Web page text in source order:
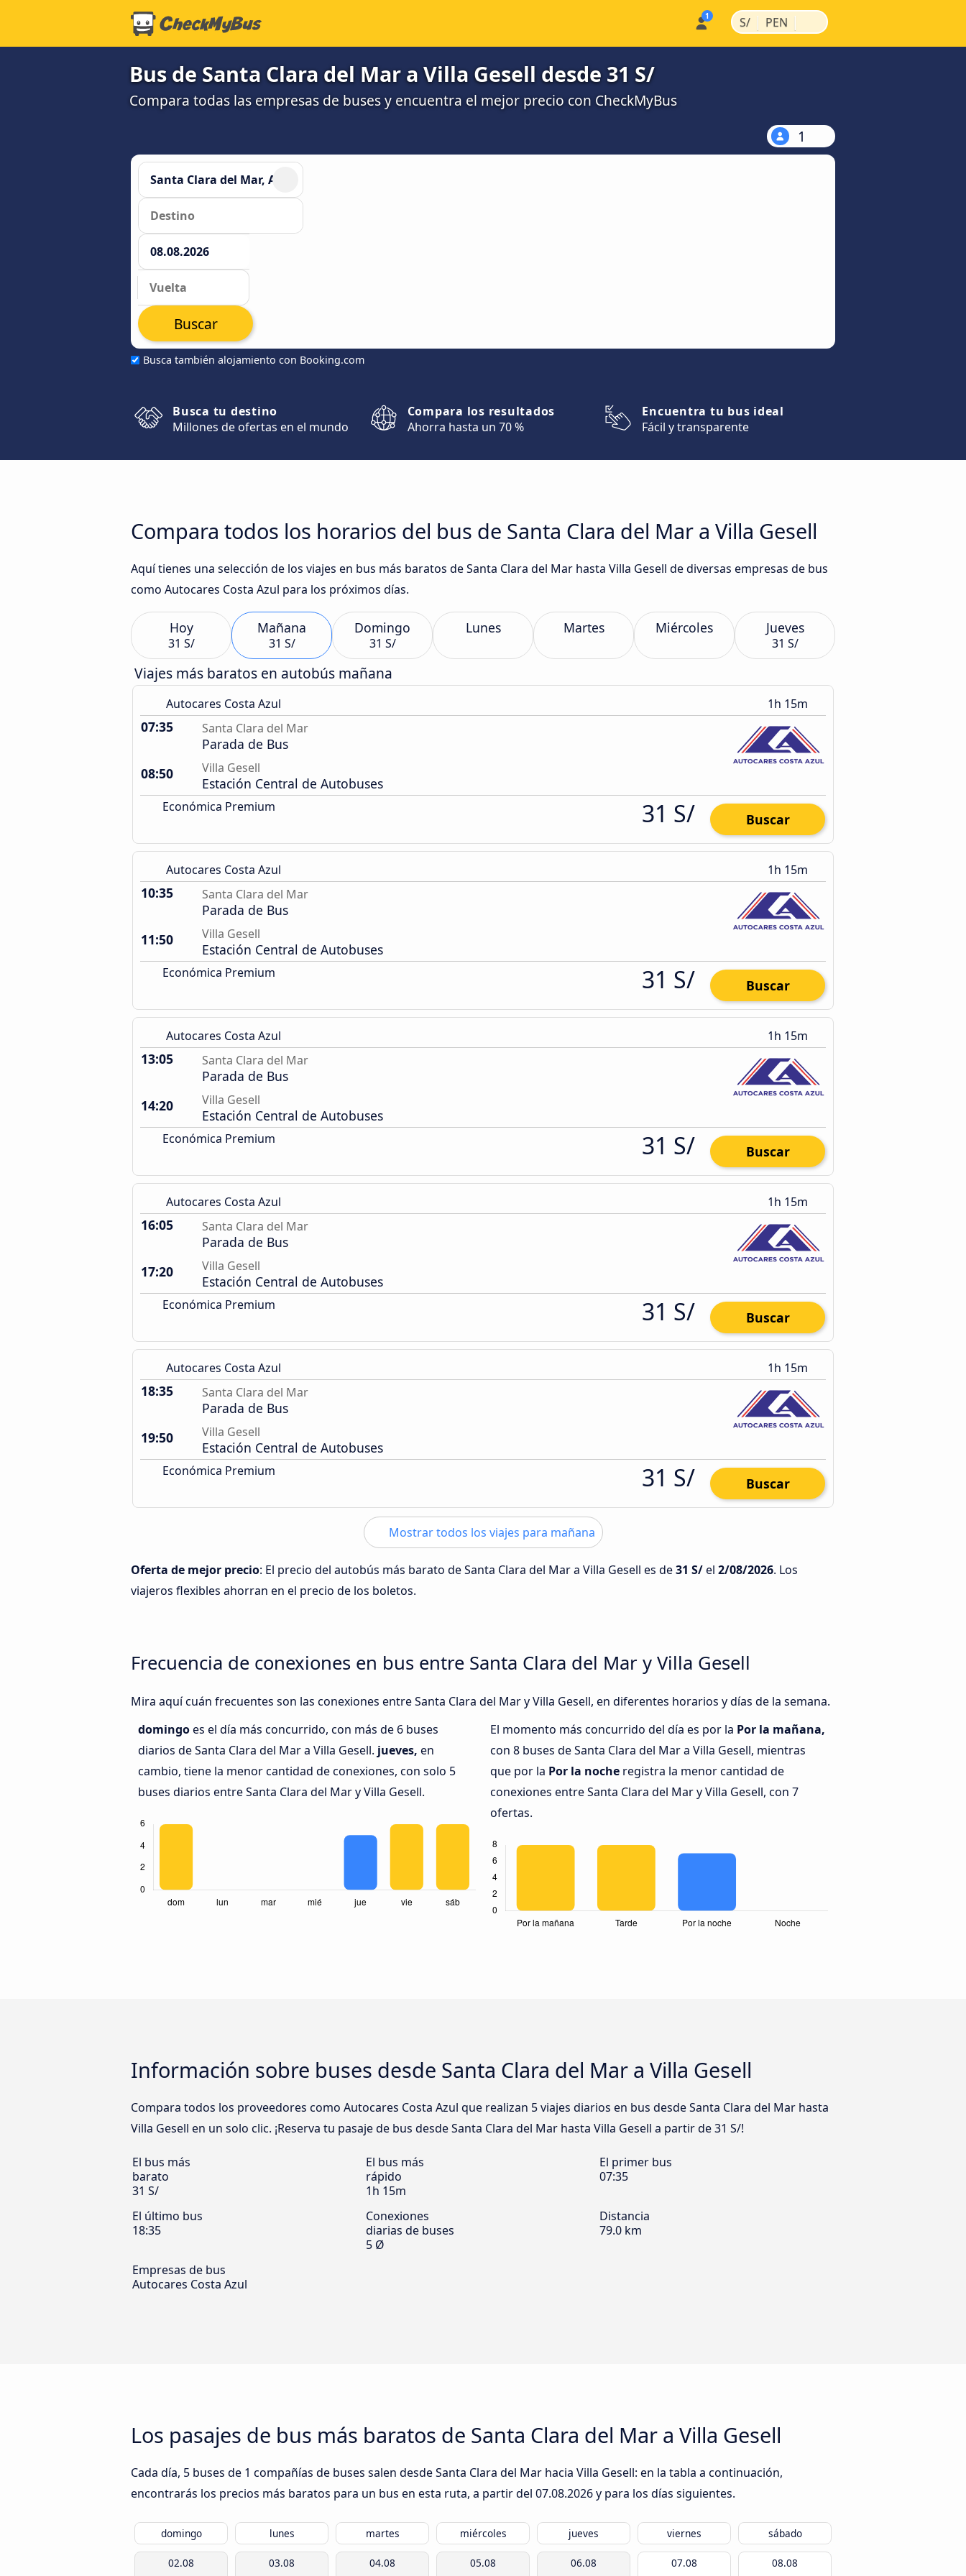
S/ | PEN |
Bus de Santa Clara del Mar a Villa Gesell desde 31 S/
Compara todas las empresas de buses y encuentra el mejor precio con CheckMyBus
1
Busca también alojamiento con Booking.com
Buscar
Busca tu destino
Millones de ofertas en el mundo
Compara los resultados
Ahorra hasta un 70 %
Encuentra tu bus ideal
Fácil y transparente
Compara todos los horarios del bus de Santa Clara del Mar a Villa Gesell
Aquí tienes una selección de los viajes en bus más baratos de Santa Clara del Mar hasta Villa Gesell de diversas empresas de bus
como Autocares Costa Azul para los próximos días.
Hoy
31 S/
Mañana
31 S/
Domingo
31 S/
Lunes Martes Miércoles Jueves
31 S/
Viajes más baratos en autobús mañana
Autocares Costa Azul 1h 15m
07:35 Santa Clara del Mar
Parada de Bus
08:50
Villa Gesell
Estación Central de Autobuses
Económica Premium 31 S/ Buscar
Autocares Costa Azul 1h 15m
10:35 Santa Clara del Mar
Parada de Bus
11:50
Villa Gesell
Estación Central de Autobuses
Económica Premium 31 S/ Buscar
Autocares Costa Azul 1h 15m
13:05 Santa Clara del Mar
Parada de Bus
14:20
Villa Gesell
Estación Central de Autobuses
Económica Premium 31 S/ Buscar
Autocares Costa Azul 1h 15m
16:05 Santa Clara del Mar
Parada de Bus
17:20
Villa Gesell
Estación Central de Autobuses
Económica Premium 31 S/ Buscar
Autocares Costa Azul 1h 15m
18:35 Santa Clara del Mar
Parada de Bus
19:50
Villa Gesell
Estación Central de Autobuses
Económica Premium 31 S/ Buscar
Mostrar todos los viajes para mañana
Oferta de mejor precio: El precio del autobús más barato de Santa Clara del Mar a Villa Gesell es de31 S/el 2/08/2026. Los
viajeros flexibles ahorran en el precio de los boletos.
Frecuencia de conexiones en bus entre Santa Clara del Mar y Villa Gesell
Mira aquí cuán frecuentes son las conexiones entre Santa Clara del Mar y Villa Gesell, en diferentes horarios y días de la semana.
domingoes el día más concurrido, con más de 6 buses
diarios de Santa Clara del Mar a Villa Gesell. jueves, en
cambio, tiene la menor cantidad de conexiones, con solo 5
buses diarios entre Santa Clara del Mar y Villa Gesell.
El momento más concurrido del día es por la Por la mañana,
con 8 buses de Santa Clara del Mar a Villa Gesell, mientras
que por la Por la noche registra la menor cantidad de
conexiones entre Santa Clara del Mar y Villa Gesell, con 7
ofertas.
Información sobre buses desde Santa Clara del Mar a Villa Gesell
Compara todos los proveedores como Autocares Costa Azul que realizan 5 viajes diarios en bus desde Santa Clara del Mar hasta
Villa Gesell en un solo clic. ¡Reserva tu pasaje de bus desde Santa Clara del Mar hasta Villa Gesell a partir de 31 S/!
El bus más
barato
31 S/
El bus más
rápido
1h 15m
El primer bus
07:35
El último bus
18:35
Conexiones
diarias de buses
5 Ø
Distancia
79.0 km
Empresas de bus
Autocares Costa Azul
Los pasajes de bus más baratos de Santa Clara del Mar a Villa Gesell
Cada día, 5 buses de 1 compañías de buses salen desde Santa Clara del Mar hacia Villa Gesell: en la tabla a continuación,
encontrarás los precios más baratos para un bus en esta ruta, a partir del 07.08.2026y para los días siguientes.
domingo lunes martes miércoles jueves viernes sábado
02.08 03.08 04.08 05.08 06.08 07.08 08.08